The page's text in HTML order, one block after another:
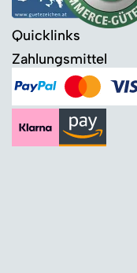
Quicklinks
Zahlungsmittel